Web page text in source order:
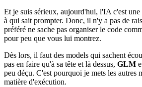
Et je suis sérieux, aujourd'hui, l'IA c'est une
à qui sait prompter. Donc, il n'y a pas de
préféré ne sache pas organiser le code
pour peu que vous lui montrez.
Dès lors, il faut des models qui sachent
pas en faire qu'à sa tête et là dessus, GLM
peu déçu. C'est pourquoi je mets les autres
matière d'exécution.